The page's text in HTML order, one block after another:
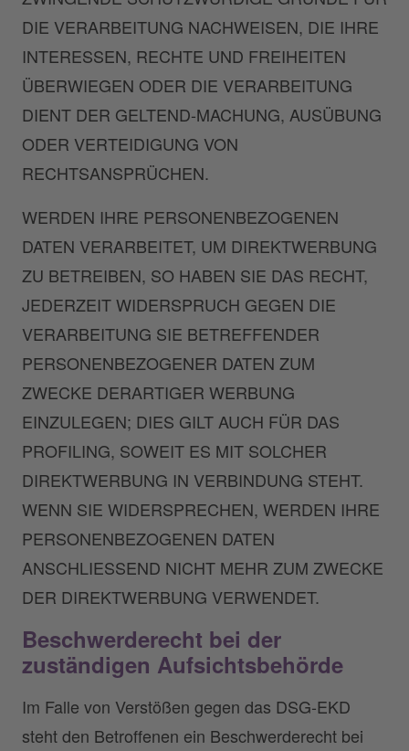
DIE VERARBEITUNG NACHWEISEN, DIE IHRE
INTERESSEN, RECHTE UND FREIHEITEN
ÜBERWIEGEN ODER DIE VERARBEITUNG
DIENT DER GELTEND-MACHUNG, AUSÜBUNG
ODER VERTEIDIGUNG VON
RECHTSANSPRÜCHEN.
WERDEN IHRE PERSONENBEZOGENEN
DATEN VERARBEITET, UM DIREKTWERBUNG
ZU BETREIBEN, SO HABEN SIE DAS RECHT,
JEDERZEIT WIDERSPRUCH GEGEN DIE
VERARBEITUNG SIE BETREFFENDER
PERSONENBEZOGENER DATEN ZUM
ZWECKE DERARTIGER WERBUNG
EINZULEGEN; DIES GILT AUCH FÜR DAS
PROFILING, SOWEIT ES MIT SOLCHER
DIREKTWERBUNG IN VERBINDUNG STEHT.
WENN SIE WIDERSPRECHEN, WERDEN IHRE
PERSONENBEZOGENEN DATEN
ANSCHLIESSEND NICHT MEHR ZUM ZWECKE
DER DIREKTWERBUNG VERWENDET.
Beschwerderecht bei der
zuständigen Aufsichts­behörde
Im Falle von Verstößen gegen das DSG-EKD
steht den Betroffenen ein Beschwerderecht bei